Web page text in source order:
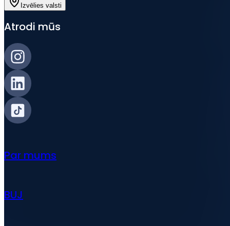
Izvēlies valsti
Atrodi mūs
Par mums
BUJ